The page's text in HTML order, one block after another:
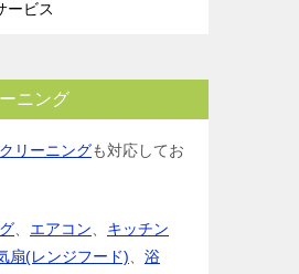
ービス
ニング
リーニングも対応してお
エアコン
キッチン
扇(レンジフード)
浴